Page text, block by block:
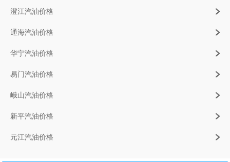
澄江汽油价格
通海汽油价格
华宁汽油价格
易门汽油价格
峨山汽油价格
新平汽油价格
元江汽油价格